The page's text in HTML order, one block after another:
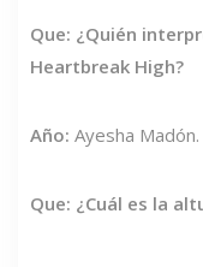
Que: ¿Quién
Heartbreak High?
Año: Ayesha Madón.
Que: ¿Cuál es la